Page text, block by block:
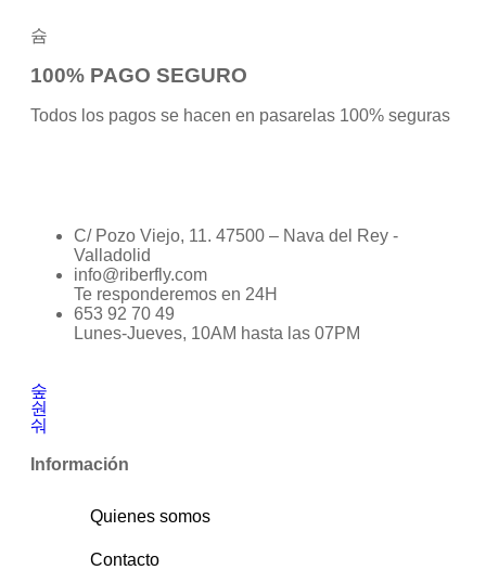
100% PAGO SEGURO
Todos los pagos se hacen en pasarelas 100% seguras
C/ Pozo Viejo, 11. 47500 – Nava del Rey -
Valladolid
info@riberfly.com
Te responderemos en 24H
653 92 70 49
Lunes-Jueves, 10AM hasta las 07PM
Información
Quienes somos
Contacto